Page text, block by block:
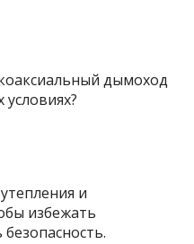
дымоход
и
избежать